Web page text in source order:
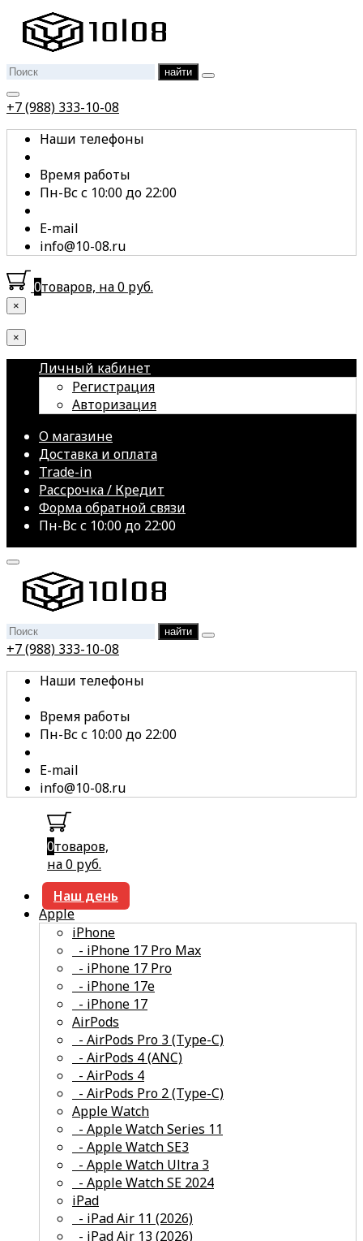
найти
+7 (988) 333-10-08
Наши телефоны
Время работы
Пн-Вс с 10:00 до 22:00
E-mail
info@10-08.ru
0товаров, на 0 руб.
×
×
Личный кабинет
Регистрация
Авторизация
О магазине
Доставка и оплата
Trade-in
Рассрочка / Кредит
Форма обратной связи
Пн-Вс с 10:00 до 22:00
найти
+7 (988) 333-10-08
Наши телефоны
Время работы
Пн-Вс с 10:00 до 22:00
E-mail
info@10-08.ru
0товаров,
на 0 руб.
Наш день
Apple
iPhone
- iPhone 17 Pro Max
- iPhone 17 Pro
- iPhone 17e
- iPhone 17
AirPods
- AirPods Pro 3 (Type-C)
- AirPods 4 (ANC)
- AirPods 4
- AirPods Pro 2 (Type-C)
Apple Watch
- Apple Watch Series 11
- Apple Watch SE3
- Apple Watch Ultra 3
- Apple Watch SE 2024
iPad
- iPad Air 11 (2026)
- iPad Air 13 (2026)